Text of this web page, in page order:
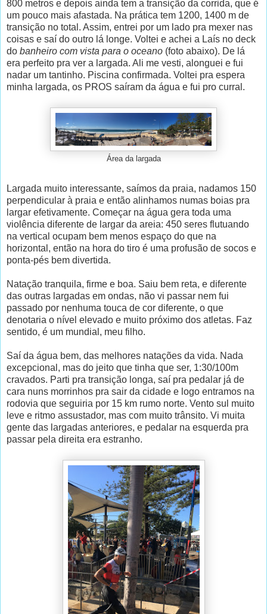
800 metros e depois ainda tem a transição da corrida, que é
um pouco mais afastada. Na prática tem 1200, 1400 m de
transição no total. Assim, entrei por um lado pra mexer nas
coisas e saí do outro lá longe. Voltei e achei a Laís no deck
do banheiro com vista para o oceano (foto abaixo). De lá
era perfeito pra ver a largada. Ali me vesti, alonguei e fui
nadar um tantinho. Piscina confirmada. Voltei pra espera
minha largada, os PROS saíram da água e fui pro curral.
Área da largada
Largada muito interessante, saímos da praia, nadamos 150
perpendicular à praia e então alinhamos numas boias pra
largar efetivamente. Começar na água gera toda uma
violência diferente de largar da areia: 450 seres flutuando
na vertical ocupam bem menos espaço do que na
horizontal, então na hora do tiro é uma profusão de socos e
ponta-pés bem divertida.
Natação tranquila, firme e boa. Saiu bem reta, e diferente
das outras largadas em ondas, não vi passar nem fui
passado por nenhuma touca de cor diferente, o que
denotaria o nível elevado e muito próximo dos atletas. Faz
sentido, é um mundial, meu filho.
Saí da água bem, das melhores natações da vida. Nada
excepcional, mas do jeito que tinha que ser, 1:30/100m
cravados. Parti pra transição longa, saí pra pedalar já de
cara nuns morrinhos pra sair da cidade e logo entramos na
rodovia que seguiria por 15 km rumo norte. Vento sul muito
leve e ritmo assustador, mas com muito trânsito. Vi muita
gente das largadas anteriores, e pedalar na esquerda pra
passar pela direita era estranho.